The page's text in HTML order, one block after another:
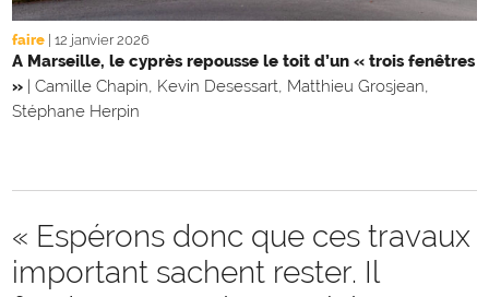
faire 12 janvier 2026
A Marseille, le cyprès repousse le toit d’un « trois fenêtres
» | Camille Chapin, Kevin Desessart, Matthieu Grosjean,
Stéphane Herpin
« Espérons donc que ces travaux
important sachent rester. Il